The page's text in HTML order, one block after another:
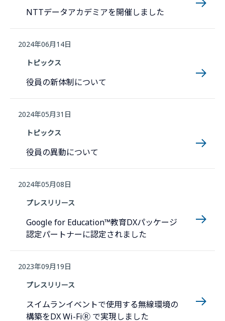
NTTデータアカデミアを開催しました
2024年06月14日
トピックス
役員の新体制について
2024年05月31日
トピックス
役員の異動について
2024年05月08日
プレスリリース
Google for Education™教育DXパッケージ
認定パートナーに認定されました
2023年09月19日
プレスリリース
スイムランイベントで使用する無線環境の
構築をDX Wi-FiⓇ で実現しました